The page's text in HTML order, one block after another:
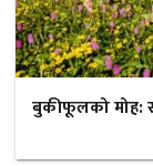
बुकीफूलको मोह: